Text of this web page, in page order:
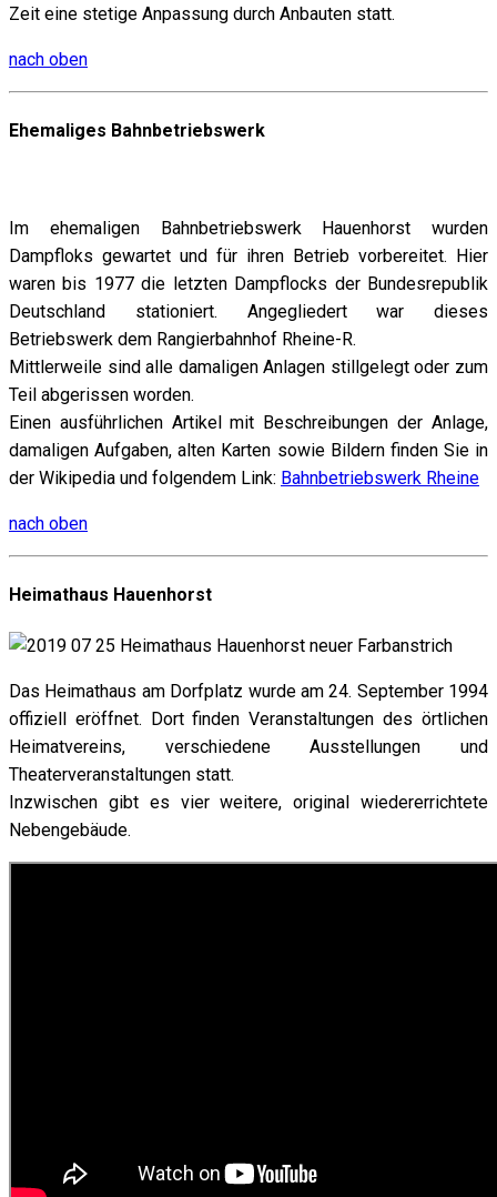
Zeit eine stetige Anpassung durch Anbauten statt.
nach oben
Ehemaliges Bahnbetriebswerk
Im ehemaligen Bahnbetriebswerk Hauenhorst wurden
Dampfloks gewartet und für ihren Betrieb vorbereitet. Hier
waren bis 1977 die letzten Dampflocks der Bundesrepublik
Deutschland stationiert. Angegliedert war dieses
Betriebswerk dem Rangierbahnhof Rheine-R.
Mittlerweile sind alle damaligen Anlagen stillgelegt oder zum
Teil abgerissen worden.
Einen ausführlichen Artikel mit Beschreibungen der Anlage,
damaligen Aufgaben, alten Karten sowie Bildern finden Sie in
der Wikipedia und folgendem Link: Bahnbetriebswerk Rheine
nach oben
Heimathaus Hauenhorst
Das Heimathaus am Dorfplatz wurde am 24. September 1994
offiziell eröffnet. Dort finden Veranstaltungen des örtlichen
Heimatvereins, verschiedene Ausstellungen und
Theaterveranstaltungen statt.
Inzwischen gibt es vier weitere, original wiedererrichtete
Nebengebäude.